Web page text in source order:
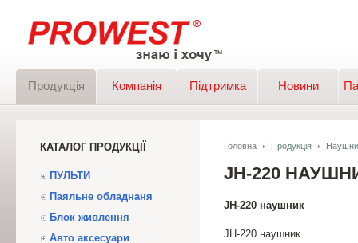
Продукція Компанія Підтримка Новини
КАТАЛОГ ПРОДУКЦІЇ
ПУЛЬТИ
Паяльне обладнаня
Блок живлення
Авто аксесуари
Головна Продукція
JH-220
JH-220 наушник
JH-220 наушник